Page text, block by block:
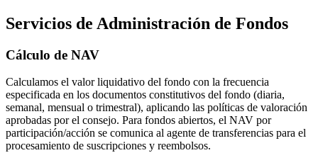
Servicios de Administración de Fondos
Cálculo de NAV
Calculamos el valor liquidativo del fondo con la frecuencia
especificada en los documentos constitutivos del fondo (diaria,
semanal, mensual o trimestral), aplicando las políticas de valoración
aprobadas por el consejo. Para fondos abiertos, el NAV por
participación/acción se comunica al agente de transferencias para el
procesamiento de suscripciones y reembolsos.